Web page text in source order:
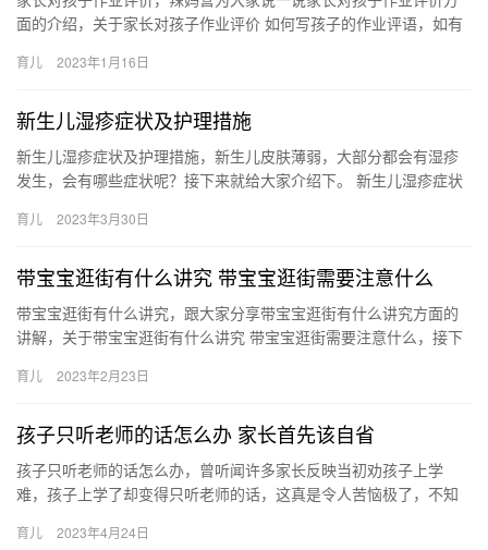
面的介绍，关于家长对孩子作业评价 如何写孩子的作业评语，如有
对…
育儿 2023年1月16日
新生儿湿疹症状及护理措施
新生儿湿疹症状及护理措施，新生儿皮肤薄弱，大部分都会有湿疹
发生，会有哪些症状呢？接下来就给大家介绍下。 新生儿湿疹症状
后…
育儿 2023年3月30日
带宝宝逛街有什么讲究 带宝宝逛街需要注意什么
带宝宝逛街有什么讲究，跟大家分享带宝宝逛街有什么讲究方面的
讲解，关于带宝宝逛街有什么讲究 带宝宝逛街需要注意什么，接下
带…
育儿 2023年2月23日
孩子只听老师的话怎么办 家长首先该自省
孩子只听老师的话怎么办，曾听闻许多家长反映当初劝孩子上学
难，孩子上学了却变得只听老师的话，这真是令人苦恼极了，不知
老师…
育儿 2023年4月24日